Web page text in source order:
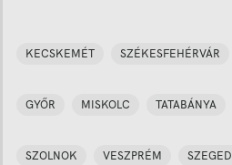
KECSKEMÉT SZÉKESFEHÉRVÁR
GYŐR MISKOLC TATABÁNYA
SZOLNOK VESZPRÉM SZEGED